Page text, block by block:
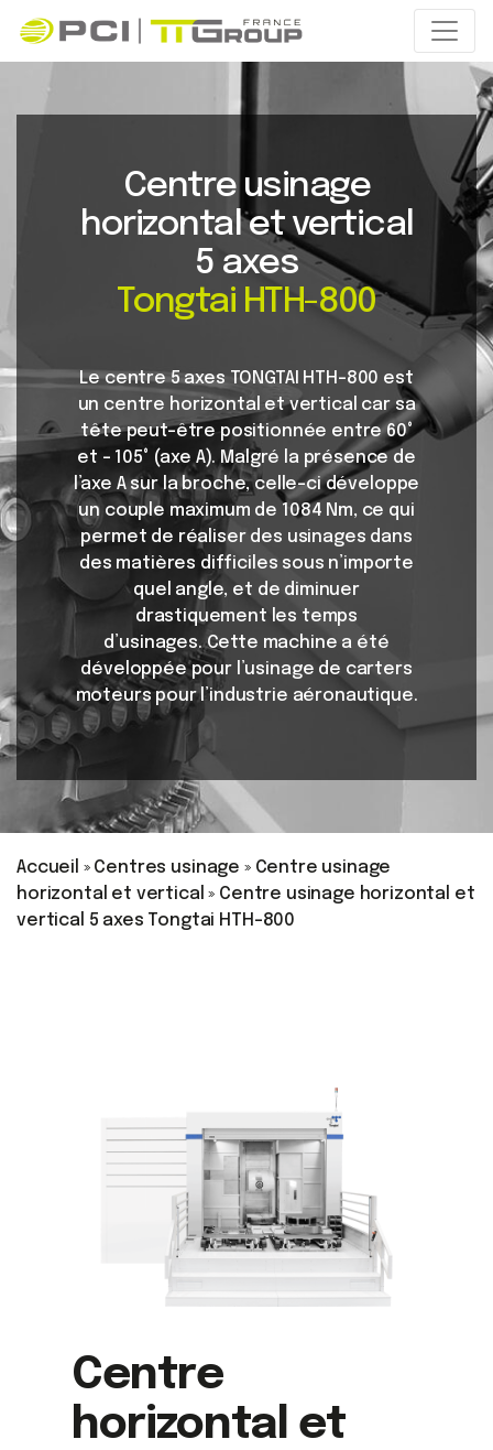
Centre usinage
horizontal et vertical
5 axes
Tongtai HTH-800
Le centre 5 axes TONGTAI HTH-800 est
un centre horizontal et vertical car sa
tête peut-être positionnée entre 60°
et – 105° (axe A). Malgré la présence de
l’axe A sur la broche, celle-ci développe
un couple maximum de 1084 Nm, ce qui
permet de réaliser des usinages dans
des matières difficiles sous n’importe
quel angle, et de diminuer
drastiquement les temps
d’usinages. Cette machine a été
développée pour l’usinage de carters
moteurs pour l’industrie aéronautique.
Accueil » Centres usinage » Centre usinage
horizontal et vertical » Centre usinage horizontal et
vertical 5 axes Tongtai HTH-800
Centre
horizontal et